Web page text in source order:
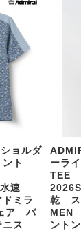
ョルダ
ト
速
ミラ
ア バ
ス
ーラ
TEE
乾 ス
MEN
ント